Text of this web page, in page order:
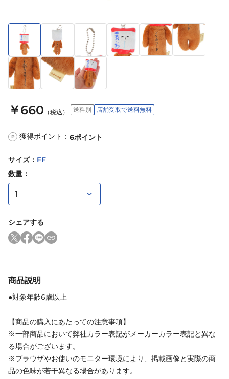
￥660 （税込） 送料別 店舗受取で送料無料
P 獲得ポイント： 6ポイント
サイズ： FF
数量：
シェアする
商品説明
●対象年齢6歳以上
【商品の購入にあたっての注意事項】
※一部商品において弊社カラー表記がメーカーカラー表記と異な
る場合がございます。
※ブラウザやお使いのモニター環境により、掲載画像と実際の商
品の色味が若干異なる場合があります。